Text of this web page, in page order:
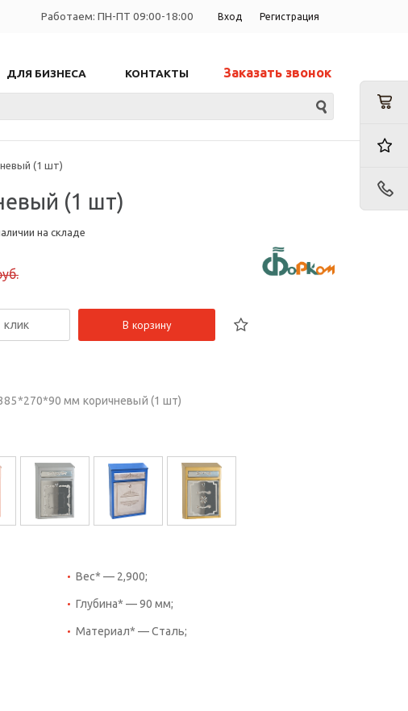
Вход Регистрация
Работаем: ПН-ПТ 09:00-18:00
ДЛЯ БИЗНЕСА КОНТАКТЫ Заказать звонок
(1 шт)
(1 шт)
на складе
клик В корзину
мм коричневый (1 шт)
Вес* — 2,900;
Глубина* — 90 мм;
Материал* — Сталь;